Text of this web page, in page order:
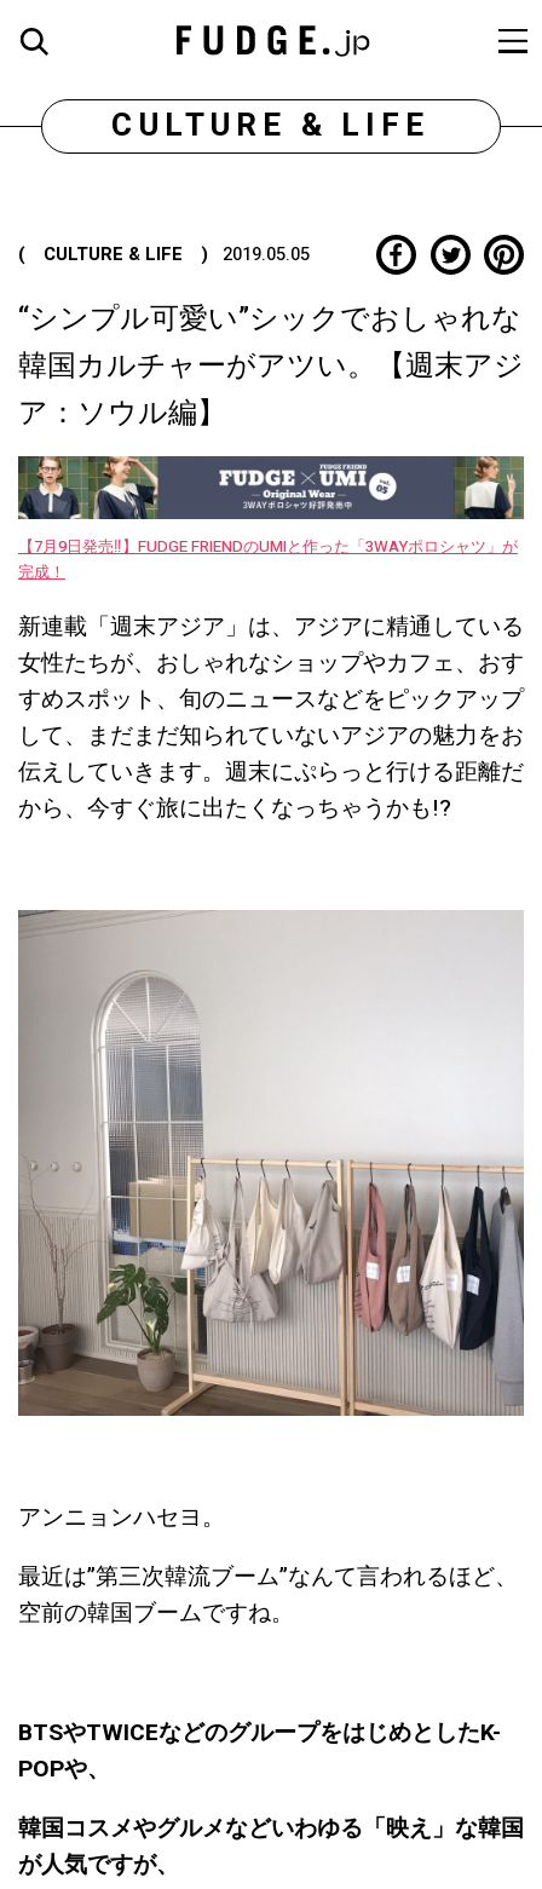
CULTURE & LIFE
( CULTURE & LIFE ) 2019.05.05
“シンプル可愛い”シックでおしゃれな
韓国カルチャーがアツい。【週末アジ
ア：ソウル編】
【7月9日発売‼︎】FUDGE FRIENDのUMIと作った「3WAYポロシャツ」が
完成！
新連載「週末アジア」は、アジアに精通している
女性たちが、おしゃれなショップやカフェ、おす
すめスポット、旬のニュースなどをピックアップ
して、まだまだ知られていないアジアの魅力をお
伝えしていきます。週末にぷらっと行ける距離だ
から、今すぐ旅に出たくなっちゃうかも!?
アンニョンハセヨ。
最近は”第三次韓流ブーム”なんて言われるほど、
空前の韓国ブームですね。
BTSやTWICEなどのグループをはじめとしたK-
POPや、
韓国コスメやグルメなどいわゆる「映え」な韓国
が人気ですが、